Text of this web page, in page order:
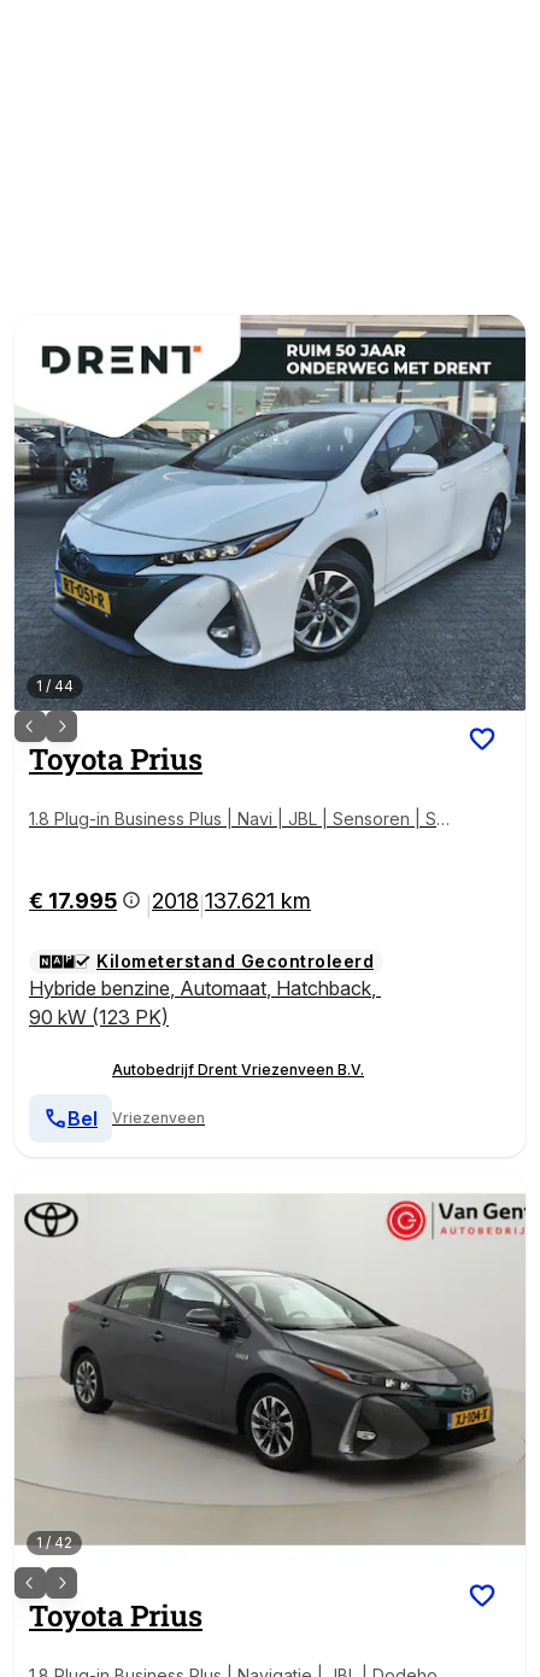
1 / 44
ToyotaPrius
1.8 Plug-in Business Plus | Navi | JBL | Sensoren | Sto
€ 17.995 2018 137.621 km
Kilometerstand Gecontroleerd
Hybride benzine, Automaat, Hatchback,
90 kW (123 PK)
Autobedrijf Drent Vriezenveen B.V.
Vriezenveen
Bel
1/42
ToyotaPrius